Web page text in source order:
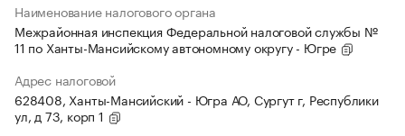
Наименование налогового органа
Межрайонная инспекция Федеральной налоговой службы №
11 по Ханты-Мансийскому автономному округу - Югре
Адрес налоговой
628408, Ханты-Мансийский - Югра АО, Сургут г, Республики
ул, д 73, корп 1